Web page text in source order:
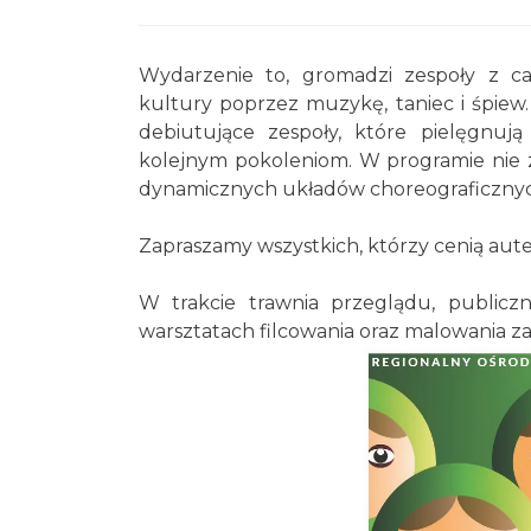
Wydarzenie to, gromadzi zespoły z
kultury poprzez muzykę, taniec i
debiutujące zespoły, które
kolejnym pokoleniom. W programie
dynamicznych układów
Zapraszamy wszystkich, którzy cenią
W trakcie trawnia przeglądu,
warsztatach filcowania oraz malowania